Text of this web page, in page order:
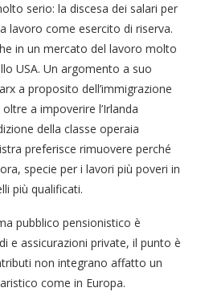
serio: la discesa dei salari per
lavoro come esercito di riserva.
in un mercato del lavoro molto
USA. Un argomento a suo
a proposito dell’immigrazione
a impoverire l’Irlanda
della classe operaia
preferisce rimuovere perché
specie per i lavori più poveri in
più qualificati.
pubblico pensionistico è
e assicurazioni private, il punto è
non integrano affatto un
come in Europa.